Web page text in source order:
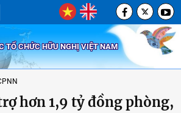
TỔ CHỨC HỮU NGHỊ VIỆT NAM
hơn 1,9 tỷ đồng phòng,